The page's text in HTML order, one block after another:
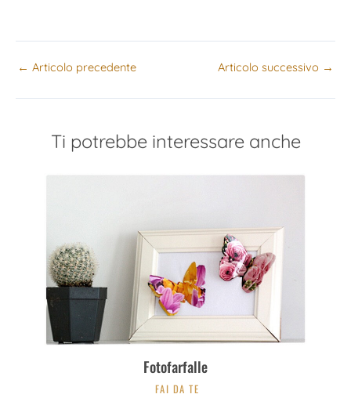
← Articolo precedente Articolo successivo →
Ti potrebbe interessare anche
Fotofarfalle
FAI DA TE